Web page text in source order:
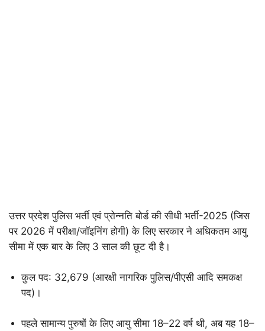
उत्तर प्रदेश पुलिस भर्ती एवं प्रोन्नति बोर्ड की सीधी भर्ती-2025 (जिस
पर 2026 में परीक्षा/जॉइनिंग होगी) के लिए सरकार ने अधिकतम आयु
सीमा में एक बार के लिए 3 साल की छूट दी है।
कुल पद: 32,679 (आरक्षी नागरिक पुलिस/पीएसी आदि समकक्ष
पद)।
पहले सामान्य पुरुषों के लिए आयु सीमा 18–22 वर्ष थी, अब यह 18–